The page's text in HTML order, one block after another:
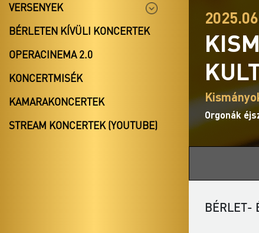
VERSENYEK
BÉRLETEN KÍVÜLI KONCERTEK
OPERACINEMA 2.0
KONCERTMISÉK
KAMARAKONCERTEK
STREAM KONCERTEK (YOUTUBE)
Orgonák
BÉRLET-